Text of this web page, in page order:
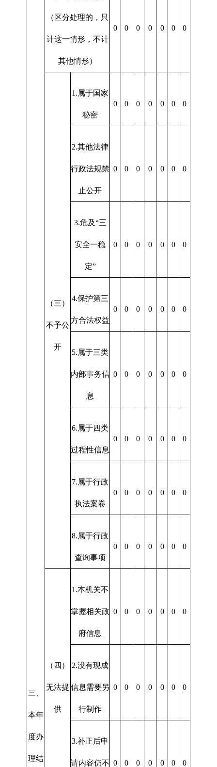
三、
本年
度办
理结
（区分处理的，只
计这一情形，不计
其他情形）
0 0 0 0 0 0 0
（三）
不予公
开
1.属于国家
秘密
0 0 0 0 0 0 0
2.其他法律
行政法规禁
止公开
0 0 0 0 0 0 0
3.危及“三
安全一稳
定”
0 0 0 0 0 0 0
4.保护第三
方合法权益
0 0 0 0 0 0 0
5.属于三类
内部事务信
息
0 0 0 0 0 0 0
6.属于四类
过程性信息
0 0 0 0 0 0 0
7.属于行政
执法案卷
0 0 0 0 0 0 0
8.属于行政
查询事项
0 0 0 0 0 0 0
（四）
无法提
供
1.本机关不
掌握相关政
府信息
0 0 0 0 0 0 0
2.没有现成
信息需要另
行制作
0 0 0 0 0 0 0
3.补正后申
请内容仍不 0 0 0 0 0 0 0